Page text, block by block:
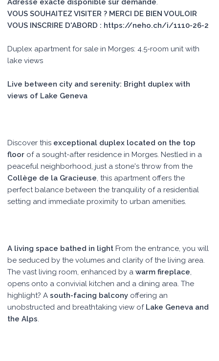
Adresse exacte disponible sur demande.
VOUS SOUHAITEZ VISITER ? MERCI DE BIEN VOULOIR
VOUS INSCRIRE D'ABORD : https://neho.ch/i/1110-26-2
Duplex apartment for sale in Morges: 4.5-room unit with
lake views
Live between city and serenity: Bright duplex with
views of Lake Geneva
Discover this exceptional duplex located on the top
floor of a sought-after residence in Morges. Nestled in a
peaceful neighborhood, just a stone's throw from the
Collège de la Gracieuse, this apartment offers the
perfect balance between the tranquility of a residential
setting and immediate proximity to urban amenities.
A living space bathed in light From the entrance, you will
be seduced by the volumes and clarity of the living area.
The vast living room, enhanced by a warm fireplace,
opens onto a convivial kitchen and a dining area. The
highlight? A south-facing balcony offering an
unobstructed and breathtaking view of Lake Geneva and
the Alps.